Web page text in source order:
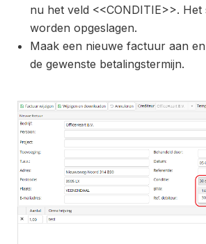
nu het veld <<CONDITIE>>. Het
worden opgeslagen.
Maak een nieuwe factuur aan
de gewenste betalingstermijn.